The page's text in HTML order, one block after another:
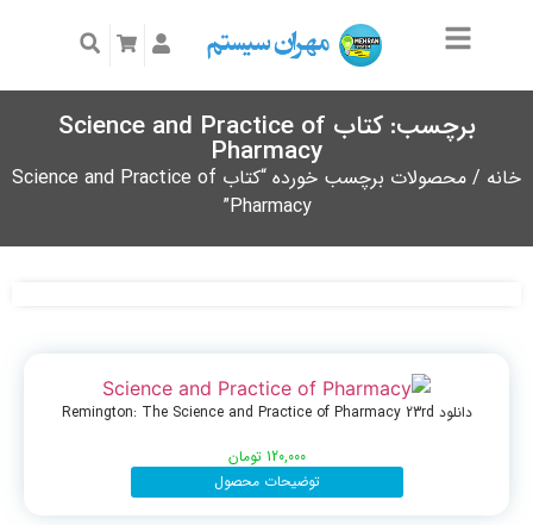
برچسب: کتاب Science and Practice of
Pharmacy
خانه
/ محصولات برچسب خورده “کتاب Science and Practice of
Pharmacy”
دانلود Remington: The Science and Practice of Pharmacy 23rd
120,000 تومان
توضیحات محصول